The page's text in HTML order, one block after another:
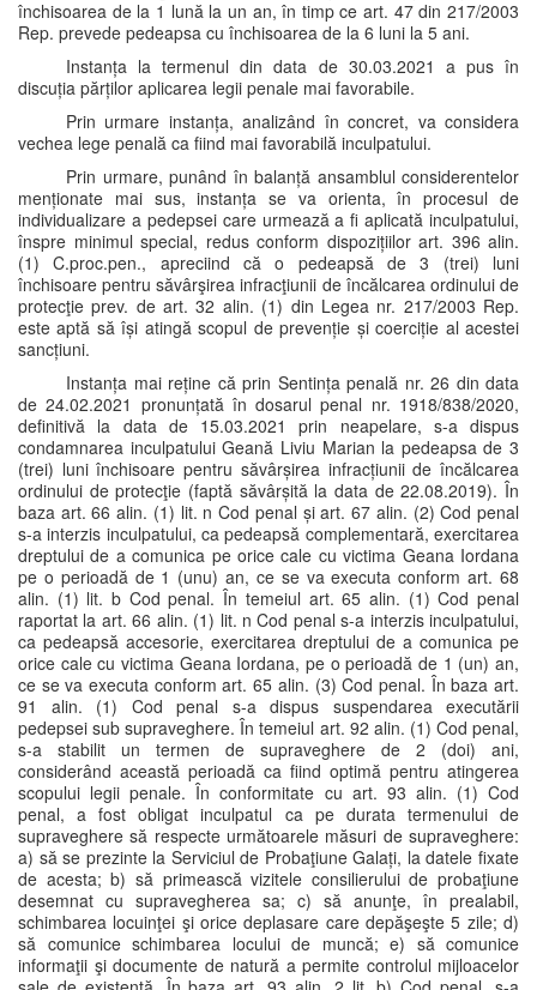
închisoarea de la 1 lună la un an, în timp ce art. 47 din 217/2003
Rep. prevede pedeapsa cu închisoarea de la 6 luni la 5 ani.
Instanța la termenul din data de 30.03.2021 a pus în
discuția părților aplicarea legii penale mai favorabile.
Prin urmare instanța, analizând în concret, va considera
vechea lege penală ca fiind mai favorabilă inculpatului.
Prin urmare, punând în balanță ansamblul considerentelor
menționate mai sus, instanța se va orienta, în procesul de
individualizare a pedepsei care urmează a fi aplicată inculpatului,
înspre minimul special, redus conform dispozițiilor art. 396 alin.
(1) C.proc.pen., apreciind că o pedeapsă de 3 (trei) luni
închisoare pentru săvârşirea infracţiunii de încălcarea ordinului de
protecţie prev. de art. 32 alin. (1) din Legea nr. 217/2003 Rep.
este aptă să își atingă scopul de prevenție și coerciție al acestei
sancțiuni.
Instanța mai reține că prin Sentința penală nr. 26 din data
de 24.02.2021 pronunțată în dosarul penal nr. 1918/838/2020,
definitivă la data de 15.03.2021 prin neapelare, s-a dispus
condamnarea inculpatului Geană Liviu Marian la pedeapsa de 3
(trei) luni închisoare pentru săvârșirea infracțiunii de încălcarea
ordinului de protecţie (faptă săvârșită la data de 22.08.2019). În
baza art. 66 alin. (1) lit. n Cod penal și art. 67 alin. (2) Cod penal
s-a interzis inculpatului, ca pedeapsă complementară, exercitarea
dreptului de a comunica pe orice cale cu victima Geana Iordana
pe o perioadă de 1 (unu) an, ce se va executa conform art. 68
alin. (1) lit. b Cod penal. În temeiul art. 65 alin. (1) Cod penal
raportat la art. 66 alin. (1) lit. n Cod penal s-a interzis inculpatului,
ca pedeapsă accesorie, exercitarea dreptului de a comunica pe
orice cale cu victima Geana Iordana, pe o perioadă de 1 (un) an,
ce se va executa conform art. 65 alin. (3) Cod penal. În baza art.
91 alin. (1) Cod penal s-a dispus suspendarea executării
pedepsei sub supraveghere. În temeiul art. 92 alin. (1) Cod penal,
s-a stabilit un termen de supraveghere de 2 (doi) ani,
considerând această perioadă ca fiind optimă pentru atingerea
scopului legii penale. În conformitate cu art. 93 alin. (1) Cod
penal, a fost obligat inculpatul ca pe durata termenului de
supraveghere să respecte următoarele măsuri de supraveghere:
a) să se prezinte la Serviciul de Probaţiune Galați, la datele fixate
de acesta; b) să primească vizitele consilierului de probaţiune
desemnat cu supravegherea sa; c) să anunţe, în prealabil,
schimbarea locuinţei şi orice deplasare care depăşeşte 5 zile; d)
să comunice schimbarea locului de muncă; e) să comunice
informaţii şi documente de natură a permite controlul mijloacelor